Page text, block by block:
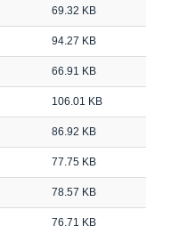
69.32 KB
94.27 KB
66.91 KB
106.01 KB
86.92 KB
77.75 KB
78.57 KB
76.71 KB